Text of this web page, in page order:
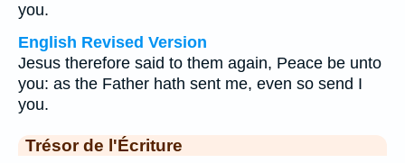
you.
English Revised Version
Jesus therefore said to them again, Peace be unto
you: as the Father hath sent me, even so send I
you.
Trésor de l'Écriture